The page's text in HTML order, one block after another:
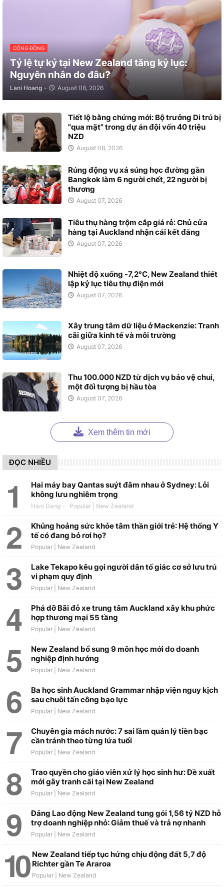
CỘNG ĐỒNG
Tỷ lệ tự kỷ tại New Zealand tăng kỷ lục:
Nguyên nhân do đâu?
Lani Hoang - August 08, 2026
Tiết lộ bằng chứng mới: Bộ trưởng Di trú bị
"qua mặt" trong dự án đội vốn 40 triệu
NZD
August 08, 2026
Rúng động vụ xả súng học đường gần
Bangkok làm 6 người chết, 22 người bị
thương
August 07, 2026
Tiêu thụ hàng trộm cắp giá rẻ: Chủ cửa
hàng tại Auckland nhận cái kết đắng
August 07, 2026
Nhiệt độ xuống -7,2°C, New Zealand thiết
lập kỷ lục tiêu thụ điện mới
August 07, 2026
Xây trung tâm dữ liệu ở Mackenzie: Tranh
cãi giữa kinh tế và môi trường
August 07, 2026
Thu 100.000 NZD từ dịch vụ bảo vệ chui,
một đối tượng bị hầu tòa
August 07, 2026
Xem thêm tin mới
ĐỌC NHIỀU
Hai máy bay Qantas suýt đâm nhau ở Sydney: Lỗi
không lưu nghiêm trọng
Hani Dang -
Khủng hoảng sức khỏe tâm thần giới trẻ: Hệ thống Y
tế có đang bỏ rơi họ?
Lake Tekapo kêu gọi người dân tố giác cơ sở lưu trú
vi phạm quy định
Phá dỡ Bãi đỗ xe trung tâm Auckland xây khu phức
hợp thương mại 55 tầng
New Zealand bổ sung 9 môn học mới do doanh
nghiệp định hướng
Ba học sinh Auckland Grammar nhập viện nguy kịch
sau chuỗi tấn công bạo lực
Chuyên gia mách nước: 7 sai lầm quản lý tiền bạc
cần tránh theo từng lứa tuổi
Trao quyền cho giáo viên xử lý học sinh hư: Đề xuất
mới gây tranh cãi tại New Zealand
Đảng Lao động New Zealand tung gói 1,56 tỷ NZD hỗ
trợ doanh nghiệp nhỏ: Giảm thuế và trả nợ nhanh
New Zealand tiếp tục hứng chịu động đất 5,7 độ
Richter gần Te Araroa